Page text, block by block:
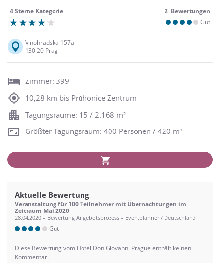
4 Sterne Kategorie
2 Bewertungen
Gut
Vinohradska 157a
130 20 Prag
Zimmer: 399
10,28 km bis Prŭhonice Zentrum
Tagungsräume: 15 / 2.168 m²
Größter Tagungsraum: 400 Personen / 420 m²
Aktuelle Bewertung
Veranstaltung für 100 Teilnehmer mit Übernachtungen im
Zeitraum Mai 2020
28.04.2020 – Bewertung Angebotsprozess – Eventplanner / Deutschland
Gut
Diese Bewertung vom Hotel Don Giovanni Prague enthält keinen
Kommentar.